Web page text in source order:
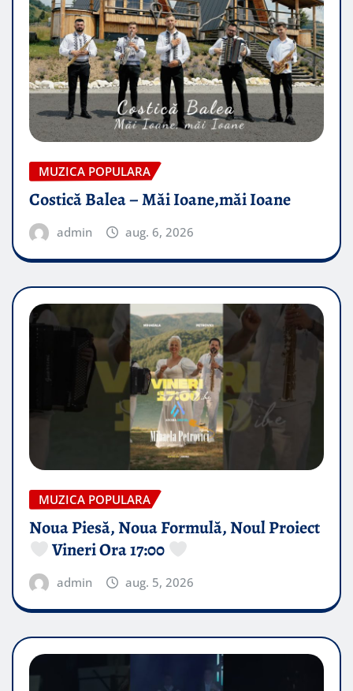
MUZICA POPULARA
Costică Balea – Măi Ioane,măi Ioane
admin aug. 6, 2026
MUZICA POPULARA
Noua Piesă, Noua Formulă, Noul Proiect
Vineri Ora 17:00
admin aug. 5, 2026